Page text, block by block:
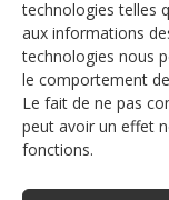
technologies telles
aux informations
technologies nous
le comportement
Le fait de ne pas
peut avoir un effet
fonctions.
Service
Sécurité